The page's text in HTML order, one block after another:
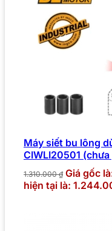
Máy siết bu lông
CIWLI20501
1.310.000₫ Giá gốc
hiện tại là: